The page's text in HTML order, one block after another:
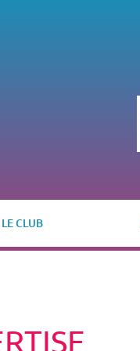
LE CLUB